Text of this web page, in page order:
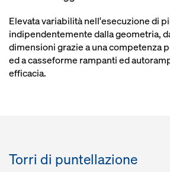
Elevata variabilità nell'esecuzione di
indipendentemente dalla geometria,
dimensioni grazie a una competenza
ed a casseforme rampanti ed
efficacia.
Torri di puntellazione